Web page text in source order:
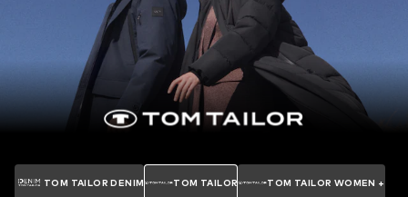
TOM TAILOR DENIM TOM TAILOR TOM TAILOR WOMEN +